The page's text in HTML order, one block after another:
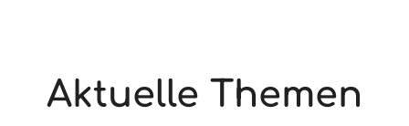
Aktuelle Themen